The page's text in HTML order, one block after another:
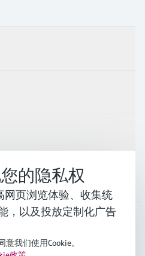
的隐私权
网页浏览体验、收集统
，以及投放定制化广告
我们使用Cookie。